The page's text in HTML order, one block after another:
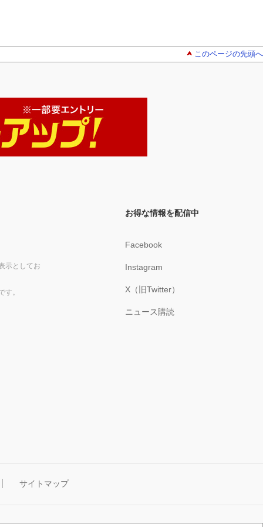
このページの先頭へ
示としてお
す。
お得な情報を配信中
Facebook
Instagram
X（旧Twitter）
ニュース購読
サイトマップ